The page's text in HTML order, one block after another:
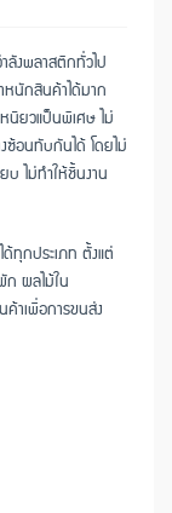
ลังพลาสติกทั่วไป
หนักสินค้าได้มาก
ยวแป็นพิเศษ ไม่
ซ้อนทับกันได้ โดยไม่
บ ไม่ทำให้ชิ้นงาน
ทุกประเภท ตั้งแต่
ผลไม้ใน
ค้าเพื่อการขนส่ง